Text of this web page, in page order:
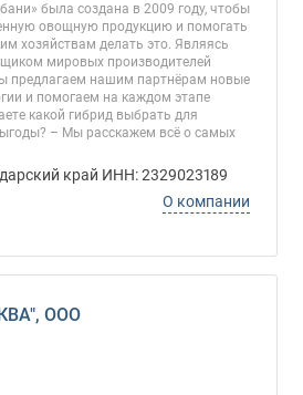
была создана в 2009 году, чтобы
овощную продукцию и помогать
хозяйствам делать это. Являясь
мировых производителей
предлагаем нашим партнёрам новые
и помогаем на каждом этапе
какой гибрид выбрать для
– Мы расскажем всё о самых
край ИНН: 2329023189
О компании
ООО